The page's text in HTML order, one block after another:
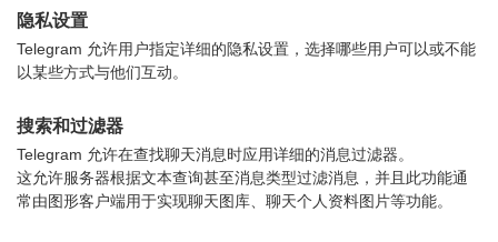
隐私设置
Telegram 允许用户指定详细的隐私设置，选择哪些用户可以或不能
以某些方式与他们互动。
搜索和过滤器
Telegram 允许在查找聊天消息时应用详细的消息过滤器。
这允许服务器根据文本查询甚至消息类型过滤消息，并且此功能通
常由图形客户端用于实现聊天图库、聊天个人资料图片等功能。